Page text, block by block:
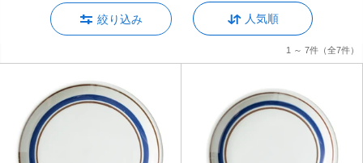
絞り込み 人気順
1 ～ 7件 （全7件）